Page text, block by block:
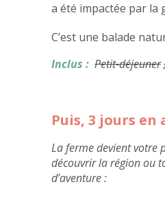
a été impactée par la
C’est une balade
Inclus : Petit-déjeuner
Puis, 3 jours
La ferme devient votre
découvrir la région ou
d’aventure :